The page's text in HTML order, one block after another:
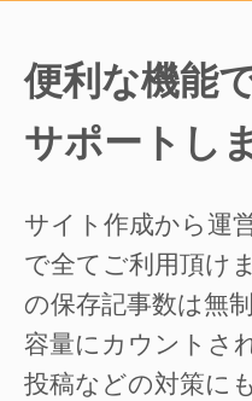
便利な機能
サポートし
サイト作成から運
で全てご利用頂け
の保存記事数は無
容量にカウントさ
投稿などの対策に